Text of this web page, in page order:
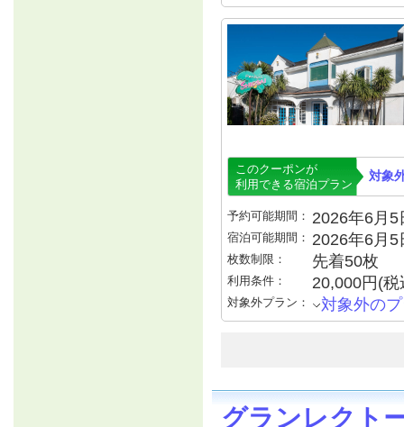
このクーポンが
利用できる宿泊プラン
対象
予約可能期間： 2026年6月
宿泊可能期間： 2026年6月
枚数制限： 先着50枚
利用条件： 20,000円(
対象外プラン： 対象外の
グランレクト